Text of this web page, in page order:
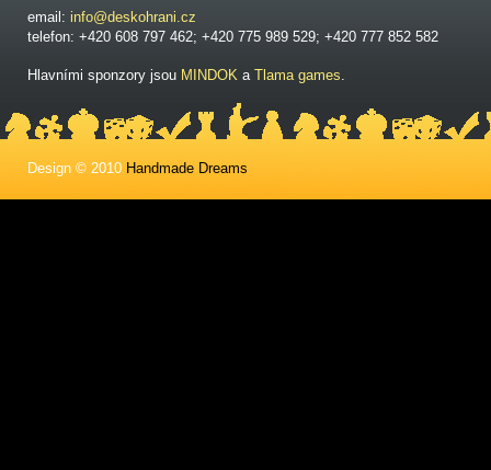
email: info@deskohrani.cz
telefon: +420 608 797 462; +420 775 989 529; +420 777 852 582
Hlavními sponzory jsou MINDOK a Tlama games.
Design © 2010 Handmade Dreams